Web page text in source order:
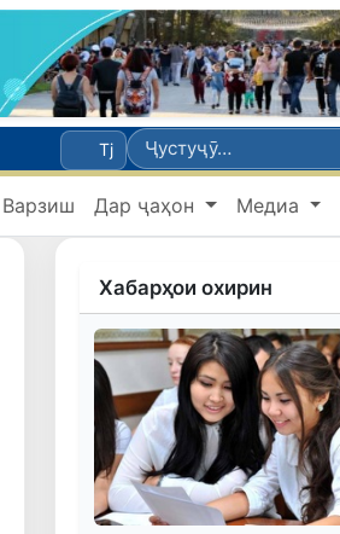
Tj
Варзиш Дар ҷаҳон Медиа
Хабарҳои охирин